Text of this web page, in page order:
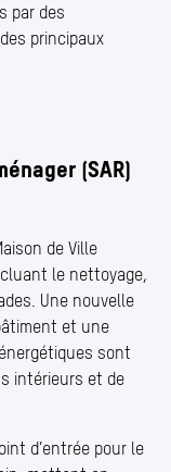
par des
principaux
(SAR)
de Ville
le nettoyage,
Une nouvelle
et une
sont
intérieurs et de
d’entrée pour le